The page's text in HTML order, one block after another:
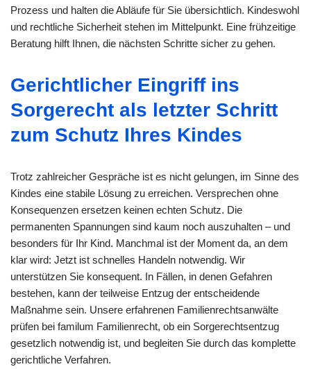
Prozess und halten die Abläufe für Sie übersichtlich. Kindeswohl
und rechtliche Sicherheit stehen im Mittelpunkt. Eine frühzeitige
Beratung hilft Ihnen, die nächsten Schritte sicher zu gehen.
Gerichtlicher Eingriff ins
Sorgerecht als letzter Schritt
zum Schutz Ihres Kindes
Trotz zahlreicher Gespräche ist es nicht gelungen, im Sinne des
Kindes eine stabile Lösung zu erreichen. Versprechen ohne
Konsequenzen ersetzen keinen echten Schutz. Die
permanenten Spannungen sind kaum noch auszuhalten – und
besonders für Ihr Kind. Manchmal ist der Moment da, an dem
klar wird: Jetzt ist schnelles Handeln notwendig. Wir
unterstützen Sie konsequent. In Fällen, in denen Gefahren
bestehen, kann der teilweise Entzug der entscheidende
Maßnahme sein. Unsere erfahrenen Familienrechtsanwälte
prüfen bei familum Familienrecht, ob ein Sorgerechtsentzug
gesetzlich notwendig ist, und begleiten Sie durch das komplette
gerichtliche Verfahren.